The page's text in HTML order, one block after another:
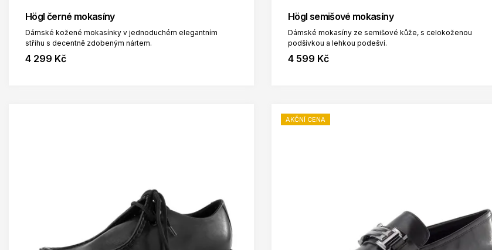
Högl černé mokasíny
Dámské kožené mokasínky v jednoduchém elegantním
střihu s decentně zdobeným nártem.
4 299 Kč
Högl semišové mokasíny
Dámské mokasíny ze semišové kůže, s celokoženou
podšívkou a lehkou podešví.
4 599 Kč
AKČNÍ CENA